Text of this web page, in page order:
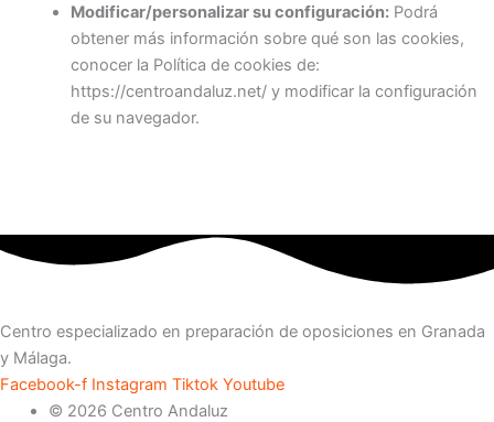
Modificar/personalizar su configuración:Podrá
obtener más información sobre qué son las cookies,
conocer la Política de cookies de:
https://centroandaluz.net/ y modificar la configuración
de su navegador.
Centro especializado en preparación de oposiciones en Granada
y Málaga.
Facebook-f Instagram Tiktok Youtube
© 2026 Centro Andaluz